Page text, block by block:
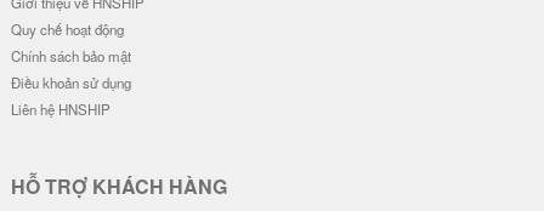
Ốp Lưng IMD Chống Sốc - Mẫu G
engar
Đơn giá
Số lượng